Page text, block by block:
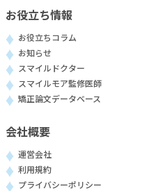
お役立ち情報
お役立ちコラム
お知らせ
スマイルドクター
スマイルモア監修医師
矯正論文データベース
会社概要
運営会社
利用規約
プライバシーポリシー